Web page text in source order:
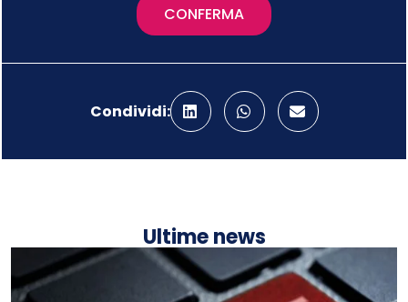
CONFERMA
Condividi:
Ultime news